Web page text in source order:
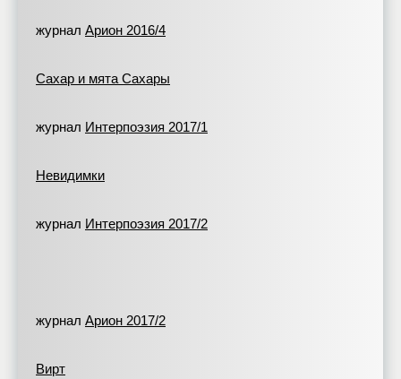
журнал Арион 2016/4
Сахар и мята Сахары
журнал Интерпоэзия 2017/1
Невидимки
журнал Интерпоэзия 2017/2
журнал Арион 2017/2
Вирт